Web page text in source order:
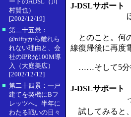
村賢也）
[2002/12/19]
■ 第二十五景：
@niftyから離れら
れない理由と、会
社のIPR光100M導
入（大庭美広）
[2002/12/12]
■ 第二十四景：一戸
建てを契機にBフ
レッツへ。半年に
わたる戦いの日々
J-DSLサポート
とのこと。何
線復帰後に再度
……そして5分
J-DSLサポート
試してみると